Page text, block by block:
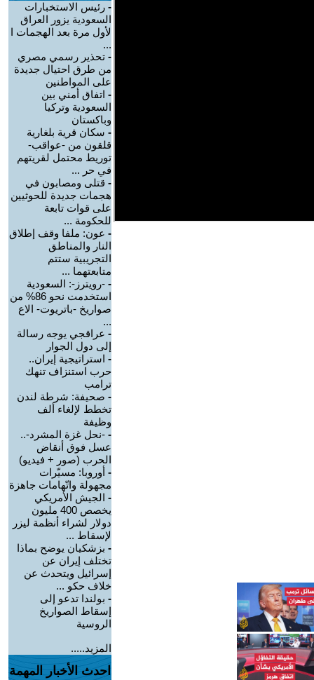
- رئيس الاستخبارات
السعودية يزور العراق
لأول مرة بعد الهجمات ا
...
- تحذير رسمي مصري
من طرق احتيال جديدة
على المواطنين
- اتفاق أمني بين
السعودية وتركيا
وباكستان
- سكان قرية بلغارية
قلقون من -عواقب-
توريط محتمل لقريتهم
في حر ...
- قتلى ومصابون في
هجمات جديدة للحوثيين
على قوات تابعة
للحكومة ...
- عون: ملفا وقف إطلاق
النار والمناطق
التجريبية ستتم
متابعتهما ...
- -رويترز-: السعودية
استخدمت نحو 86% من
صواريخ -باتريوت- الاع
...
- عراقجي يوجه رسالة
إلى دول الجوار
- استراتيجية إيران..
حرب استنزاف تنهك
ترامب
- صحيفة: شرطة لندن
تخطط لإلغاء ألف
وظيفة
- -نحل غزة المشرد-..
عسل فوق أنقاض
الحرب (صور + فيديو)
- أوروبا: مسيّرات
مجهولة واتّهامات جاهزة
- الجيش الأمريكي
يخصص 400 مليون
دولار لشراء أنظمة ليزر
لإسقاط ...
- بزشكيان يوضح بماذا
تختلف إيران عن
إسرائيل ويتحدث عن
خلاف حكو ...
- بولندا تدعو إلى
إسقاط الصواريخ
الروسية
المزيد.....
احدث الأخبار المهمة